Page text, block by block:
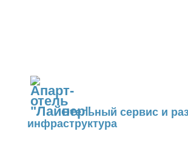
Отельный сервис и
инфраструктура